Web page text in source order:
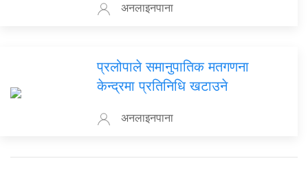
अनलाइनपाना
प्रलोपाले समानुपातिक मतगणना
केन्द्रमा प्रतिनिधि खटाउने
अनलाइनपाना